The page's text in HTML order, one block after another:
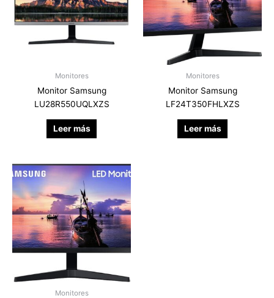
Monitores
Monitor Samsung
LU28R550UQLXZS
Leer más
Monitores
Monitor Samsung
LF24T350FHLXZS
Leer más
Monitores